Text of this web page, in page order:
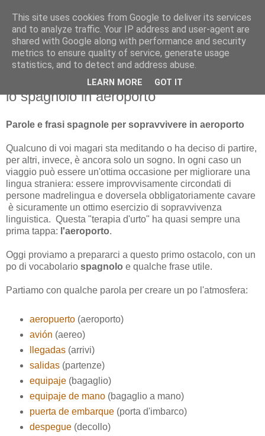
lunedì 24 dicembre 2012
lo spagnolo in aeroporto
Parole e frasi spagnole per sopravvivere in aeroporto
Qualcuno di voi magari sta meditando o ha deciso di partire,
per altri, invece, è ancora solo un sogno. In ogni caso un
viaggio può essere un'ottima occasione per migliorare una
lingua straniera: essere improvvisamente circondati di
persone madrelingua e doversela obbligatoriamente cavare
è sicuramente un ottimo esercizio di sopravvivenza
linguistica. Questa "terapia d'urto" ha quasi sempre una
prima tappa: l'aeroporto.
Oggi proviamo a prepararci a questo primo ostacolo, con un
po di vocabolario spagnolo e qualche frase utile.
Partiamo con qualche parola per creare un po l'atmosfera:
aeropuerto(aeroporto)
avión (aereo)
llegadas(arrivi)
salidas(partenze)
equipaje(bagaglio)
equipaje de mano(bagaglio a mano)
puerta de embarque(porta d'imbarco)
despegue(decollo)
This site uses cookies from Google to deliver its services
and to analyze traffic. Your IP address and user-agent are
shared with Google along with performance and security
metrics to ensure quality of service, generate usage
statistics, and to detect and address abuse.
LEARN MORE GOT IT